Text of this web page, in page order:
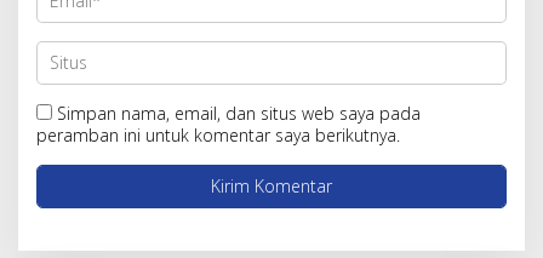
Simpan nama, email, dan situs web saya pada
peramban ini untuk komentar saya berikutnya.